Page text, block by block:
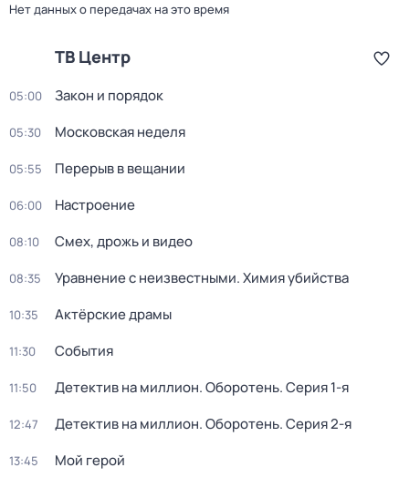
Нет данных о передачах на это время
ТВ Центр
05:00 Закон и порядок
05:30 Московская неделя
05:55 Перерыв в вещании
06:00 Настроение
08:10 Смех, дрожь и видео
08:35 Уравнение с неизвестными. Химия убийства
10:35 Актёрские драмы
11:30 События
11:50 Детектив на миллион. Оборотень. Серия 1-я
12:47 Детектив на миллион. Оборотень. Серия 2-я
13:45 Мой герой